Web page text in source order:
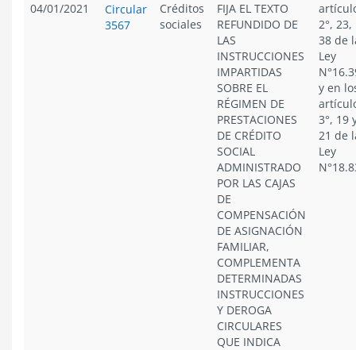
04/01/2021
Circular
3567
Créditos
sociales
FIJA EL TEXTO
REFUNDIDO DE
LAS
INSTRUCCIONES
IMPARTIDAS
SOBRE EL
RÉGIMEN DE
PRESTACIONES
DE CRÉDITO
SOCIAL
ADMINISTRADO
POR LAS CAJAS
DE
COMPENSACIÓN
DE ASIGNACIÓN
FAMILIAR,
COMPLEMENTA
DETERMINADAS
INSTRUCCIONES
Y DEROGA
CIRCULARES
QUE INDICA
2°, 23,
38 de
Ley
y en
3°, 19
21 de
Ley